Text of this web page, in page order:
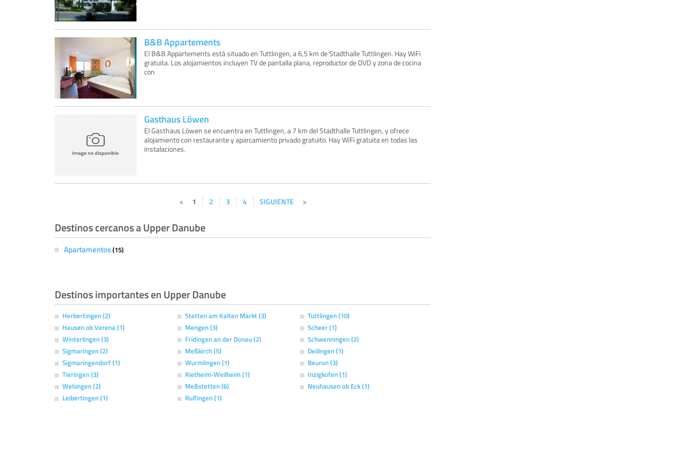
B&B Appartements
El B&B Appartements está situado en Tuttlingen, a 6,5 ​​km de Stadthalle Tuttlingen. Hay WiFi
gratuita. Los alojamientos incluyen TV de pantalla plana, reproductor de DVD y zona de cocina
con
Gasthaus Löwen
El Gasthaus Löwen se encuentra en Tuttlingen, a 7 km del Stadthalle Tuttlingen, y ofrece
alojamiento con restaurante y aparcamiento privado gratuito. Hay WiFi gratuita en todas las
instalaciones.
1 2 3 4 SIGUIENTE
Destinos cercanos a Upper Danube
Apartamentos(15)
Destinos importantes en Upper Danube
Herbertingen (2) Stetten am Kalten Markt (3)
Tuttlingen (10)
Hausen ob Verena (1)
Mengen (3)
Scheer (1)
Winterlingen (3)
Fridingen an der Donau (2)
Schwenningen (2)
Sigmaringen (2)
Meßkirch (5)
Deilingen (1)
Sigmaringendorf (1)
Wurmlingen (1)
Beuron (3)
Tieringen (3)
Rietheim-Weilheim (1)
Inzigkofen (1)
Wehingen (2)
Meßstetten (6)
Neuhausen ob Eck (1)
Leibertingen (1)
Rulfingen (1)